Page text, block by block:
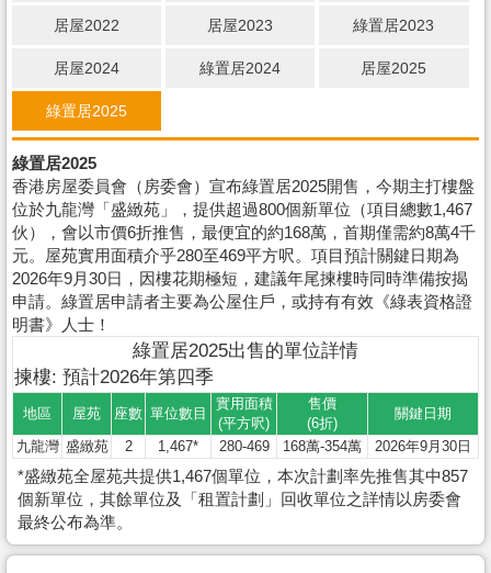
居屋2022 居屋2023 綠置居2023
居屋2024 綠置居2024 居屋2025
綠置居2025
綠置居2025
香港房屋委員會（房委會）宣布綠置居2025開售，今期主打樓盤
位於九龍灣「盛緻苑」，提供超過800個新單位（項目總數1,467
伙），會以市價6折推售，最便宜的約168萬，首期僅需約8萬4千
元。屋苑實用面積介乎280至469平方呎。項目預計關鍵日期為
2026年9月30日，因樓花期極短，建議年尾揀樓時同時準備按揭
申請。綠置居申請者主要為公屋住戶，或持有有效《綠表資格證
明書》人士！
綠置居2025出售的單位詳情
揀樓: 預計2026年第四季
地區 屋苑 座數 單位數目
實用面積
(平方呎)
售價
(6折)
關鍵日期
九龍灣 盛緻苑 2 1,467* 280-469 168萬-354萬 2026年9月30日
*盛緻苑全屋苑共提供1,467個單位，本次計劃率先推售其中857
個新單位，其餘單位及「租置計劃」回收單位之詳情以房委會
最終公布為準。